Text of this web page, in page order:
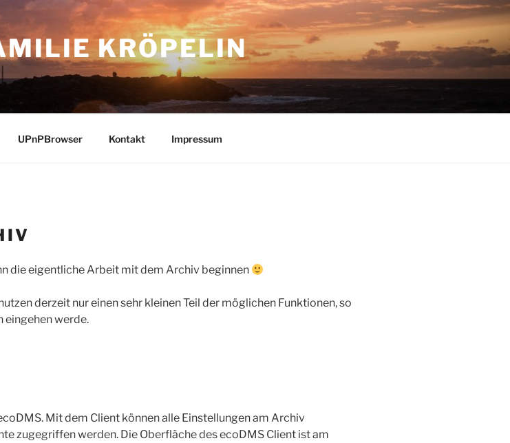
KRÖPELIN
UPnPBrowser Kontakt Impressum
die eigentliche Arbeit mit dem Archiv beginnen
derzeit nur einen sehr kleinen Teil der möglichen Funktionen, so
eingehen werde.
Mit dem Client können alle Einstellungen am Archiv
zugegriffen werden. Die Oberfläche des ecoDMS Client ist am